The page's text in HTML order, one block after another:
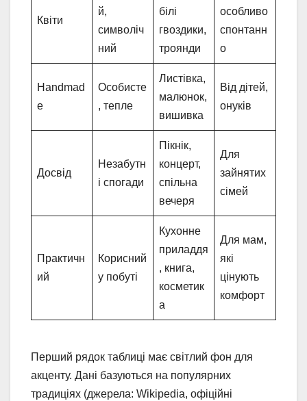
Квіти
й,
символіч
ний
білі
гвоздики,
троянди
особливо
спонтанн
о
Handmad
e
Особисте
, тепле
Листівка,
малюнок,
вишивка
Від дітей,
онуків
Досвід
Незабутн
і спогади
Пікнік,
концерт,
спільна
вечеря
Для
зайнятих
сімей
Практичн
ий
Корисний
у побуті
Кухонне
приладдя
, книга,
косметик
а
Для мам,
які
цінують
комфорт
Перший рядок таблиці має світлий фон для
акценту. Дані базуються на популярних
традиціях (джерела: Wikipedia, офіційні